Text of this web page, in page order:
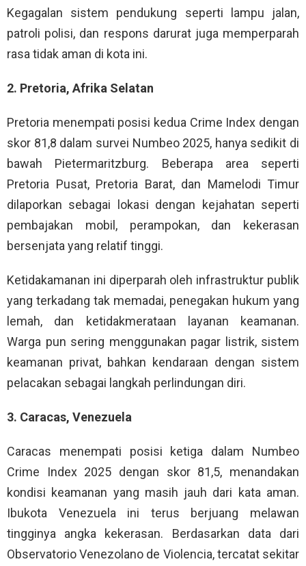
Kegagalan sistem pendukung seperti lampu jalan,
patroli polisi, dan respons darurat juga memperparah
rasa tidak aman di kota ini.
2. Pretoria, Afrika Selatan
Pretoria menempati posisi kedua Crime Index dengan
skor 81,8 dalam survei Numbeo 2025, hanya sedikit di
bawah Pietermaritzburg. Beberapa area seperti
Pretoria Pusat, Pretoria Barat, dan Mamelodi Timur
dilaporkan sebagai lokasi dengan kejahatan seperti
pembajakan mobil, perampokan, dan kekerasan
bersenjata yang relatif tinggi.
Ketidakamanan ini diperparah oleh infrastruktur publik
yang terkadang tak memadai, penegakan hukum yang
lemah, dan ketidakmerataan layanan keamanan.
Warga pun sering menggunakan pagar listrik, sistem
keamanan privat, bahkan kendaraan dengan sistem
pelacakan sebagai langkah perlindungan diri.
3. Caracas, Venezuela
Caracas menempati posisi ketiga dalam Numbeo
Crime Index 2025 dengan skor 81,5, menandakan
kondisi keamanan yang masih jauh dari kata aman.
Ibukota Venezuela ini terus berjuang melawan
tingginya angka kekerasan. Berdasarkan data dari
Observatorio Venezolano de Violencia, tercatat sekitar